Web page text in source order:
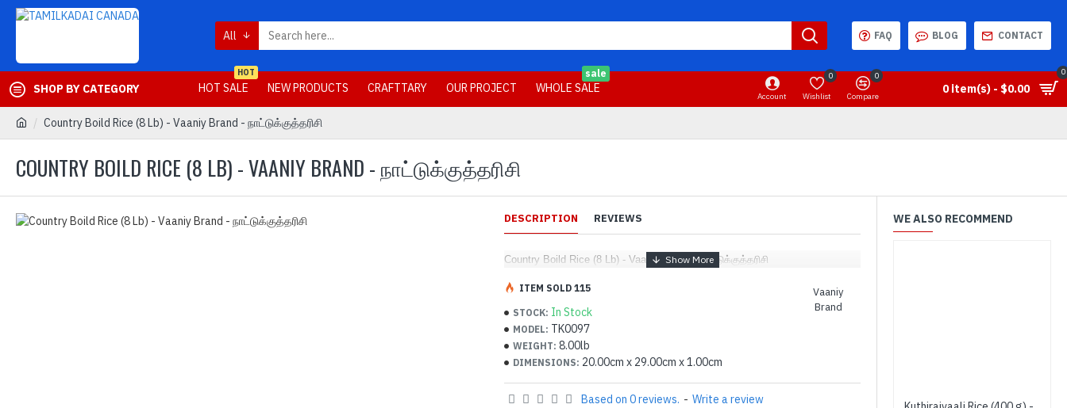
All FAQ BLOG CONTACT
SHOP BY CATEGORY HOT SALE
HOT
NEW PRODUCTS CRAFTTARY OUR PROJECT WHOLE SALE
sale
Account Wishlist
0
Compare
0
0 item(s) - $0.00
0
Country Boild Rice (8 Lb) - Vaaniy Brand - நாட்டுக்குத்தரிசி
COUNTRY BOILD RICE (8 LB) - VAANIY BRAND - நாட்டுக்குத்தரிசி
DESCRIPTION REVIEWS
Country Boild Rice (8 Lb) - Vaaniy Brand - நாட்டுக்குத்தரிசி
STOCK: In Stock
MODEL: TK0097
WEIGHT: 8.00lb
DIMENSIONS: 20.00cm x 29.00cm x 1.00cm
Vaaniy
Brand
ITEM SOLD 115
Based on 0 reviews. - Write a review
WE ALSO RECOMMEND